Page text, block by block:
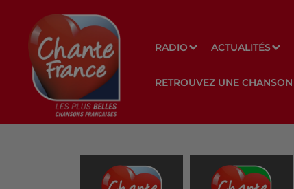
RADIO ACTUALITÉS
RETROUVEZ UNE CHANSON